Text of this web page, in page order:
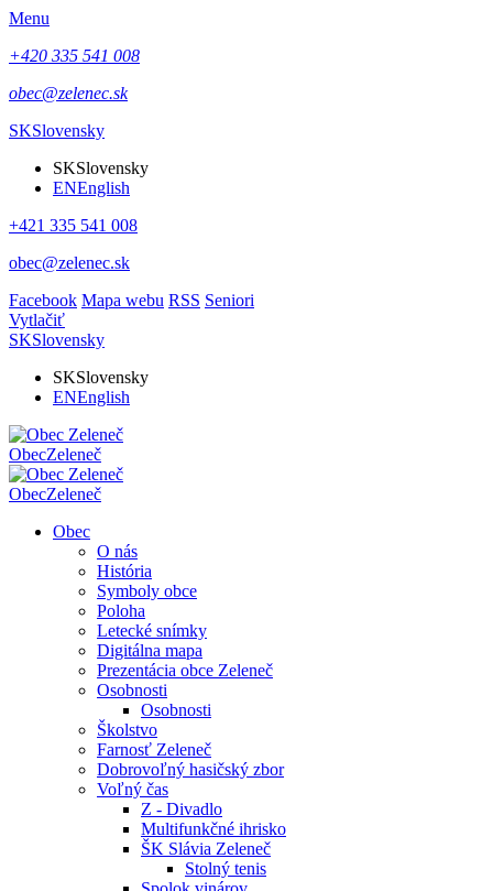
Menu
+420 335 541 008
obec@zelenec.sk
SKSlovensky
SKSlovensky
ENEnglish
+421 335 541 008
obec@zelenec.sk
Facebook Mapa webu RSS Seniori
Vytlačiť
SKSlovensky
SKSlovensky
ENEnglish
ObecZeleneč
ObecZeleneč
Obec
O nás
História
Symboly obce
Poloha
Letecké snímky
Digitálna mapa
Prezentácia obce Zeleneč
Osobnosti
Osobnosti
Školstvo
Farnosť Zeleneč
Dobrovoľný hasičský zbor
Voľný čas
Z - Divadlo
Multifunkčné ihrisko
ŠK Slávia Zeleneč
Stolný tenis